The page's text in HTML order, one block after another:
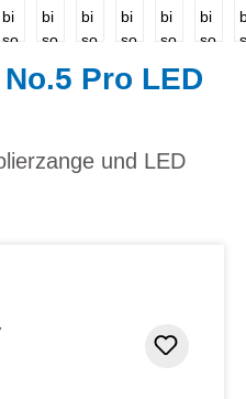
Pro LED
und LED